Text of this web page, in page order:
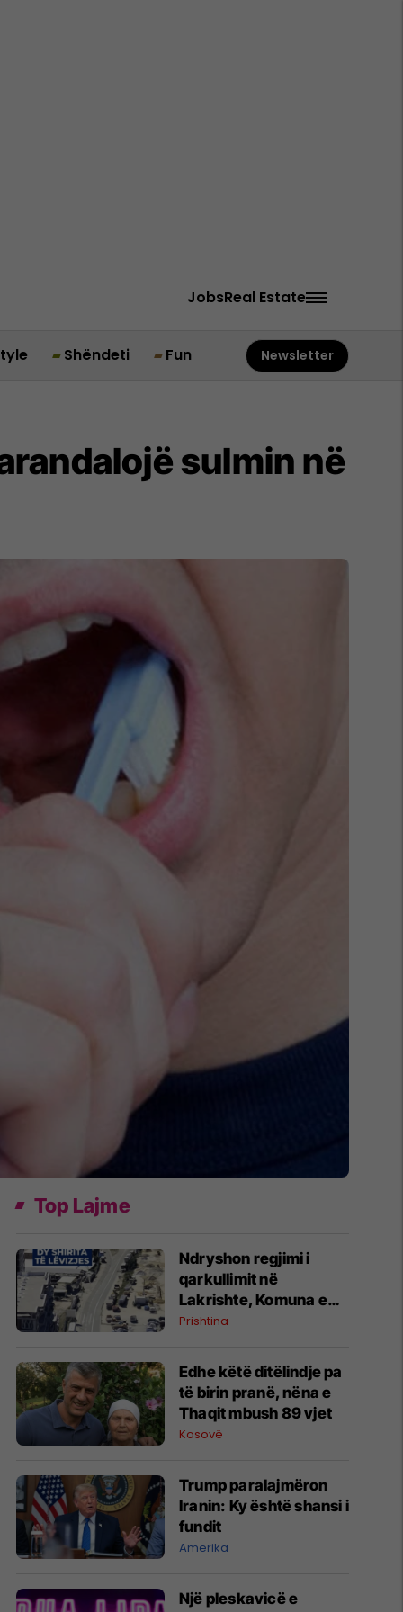
JobsReal Estate
Shëndeti Fun Newsletter
sulmin në
Top Lajme
Ndryshon regjimi i
qarkullimit në
Lakrishte, Komuna e
Prishtinës ofron
Prishtina
Edhe këtë ditëlindje pa
të birin pranë, nëna e
Thaqit mbush 89 vjet
Kosovë
Trump paralajmëron
Iranin: Ky është shansi i
fundit
Amerika
Një pleskavicë e